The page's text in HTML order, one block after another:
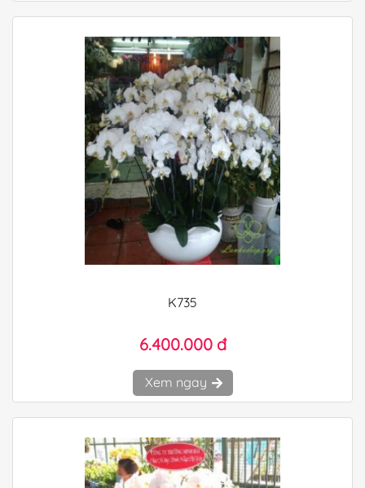
K735
6.400.000 đ
Xem ngay